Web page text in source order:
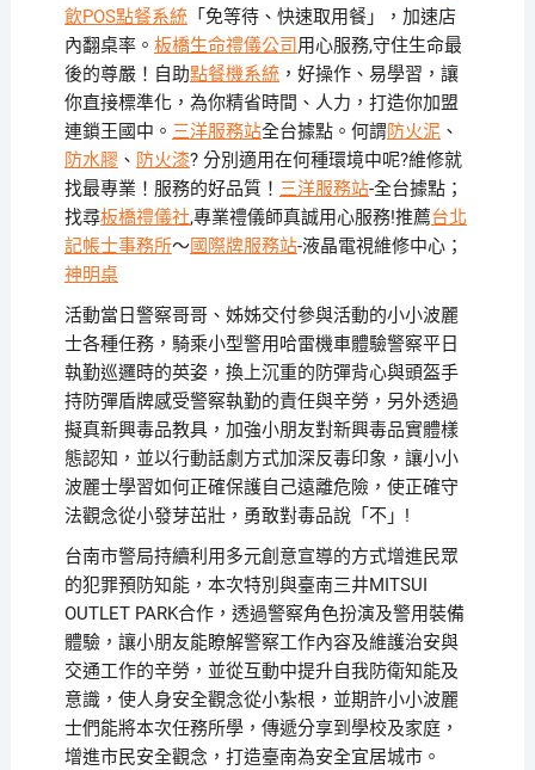
飲POS點餐系統「免等待、快速取用餐」，加速店
內翻桌率。 板橋生命禮儀公司用心服務,守住生命最
後的尊嚴！自助點餐機系統，好操作、易學習，讓
你直接標準化，為你精省時間、人力，打造你加盟
連鎖王國中。 三洋服務站全台據點。何謂防火泥、
防水膠 、 防火漆? 分別適用在何種環境中呢?維修就
找最專業！服務的好品質！ 三洋服務站-全台據點；
找尋板橋禮儀社,專業禮儀師真誠用心服務!推薦台北
記帳士事務所～國際牌服務站-液晶電視維修中心；
神明桌
活動當日警察哥哥、姊姊交付參與活動的小小波麗
士各種任務，騎乘小型警用哈雷機車體驗警察平日
執勤巡邏時的英姿，換上沉重的防彈背心與頭盔手
持防彈盾牌感受警察執勤的責任與辛勞，另外透過
擬真新興毒品教具，加強小朋友對新興毒品實體樣
態認知，並以行動話劇方式加深反毒印象，讓小小
波麗士學習如何正確保護自己遠離危險，使正確守
法觀念從小發芽茁壯，勇敢對毒品說「不」!
台南市警局持續利用多元創意宣導的方式增進民眾
的犯罪預防知能，本次特別與臺南三井MITSUI
OUTLET PARK合作，透過警察角色扮演及警用裝備
體驗，讓小朋友能瞭解警察工作內容及維護治安與
交通工作的辛勞，並從互動中提升自我防衛知能及
意識，使人身安全觀念從小紮根，並期許小小波麗
士們能將本次任務所學，傳遞分享到學校及家庭，
增進市民安全觀念，打造臺南為安全宜居城市。